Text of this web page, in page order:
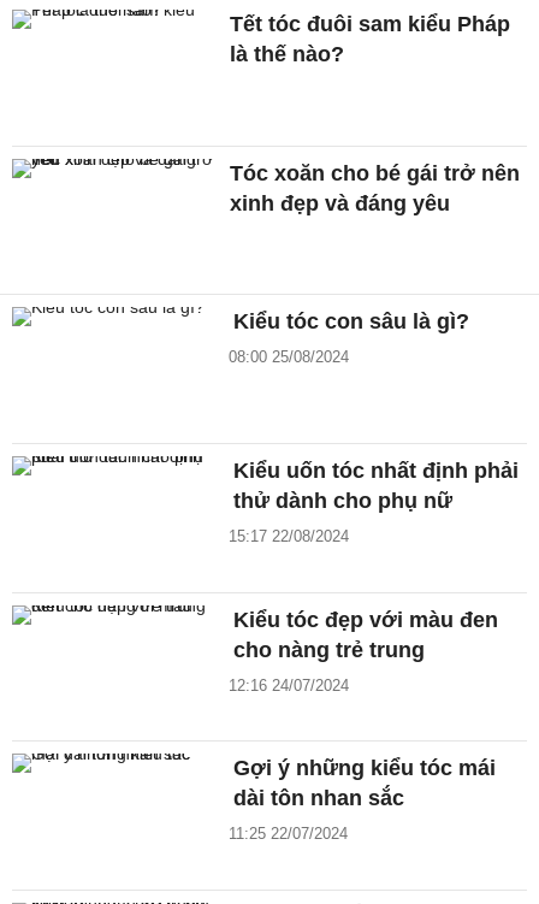
Tết tóc đuôi sam kiểu Pháp
là thế nào?
Tóc xoăn cho bé gái trở nên
xinh đẹp và đáng yêu
Kiểu tóc con sâu là gì?
08:00 25/08/2024
Kiểu uốn tóc nhất định phải
thử dành cho phụ nữ
15:17 22/08/2024
Kiểu tóc đẹp với màu đen
cho nàng trẻ trung
12:16 24/07/2024
Gợi ý những kiểu tóc mái
dài tôn nhan sắc
11:25 22/07/2024